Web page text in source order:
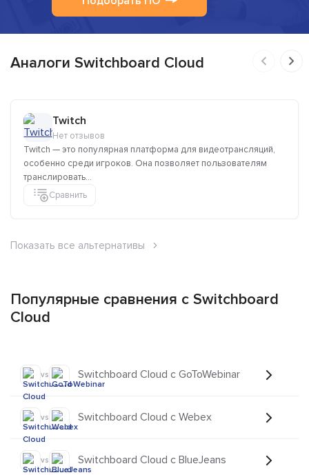
Аналоги Switchboard Cloud
Twitch
Нет отзывов
Twitch — это популярная платформа для видеотрансляций,
особенно среди игроков. Она позволяет пользователям
транслировать...
Сравнить
Показать все альтернативы
Популярные сравнения с Switchboard
Cloud
vs Switchboard Cloud с GoToWebinar
vs Switchboard Cloud с Webex
vs Switchboard Cloud с BlueJeans